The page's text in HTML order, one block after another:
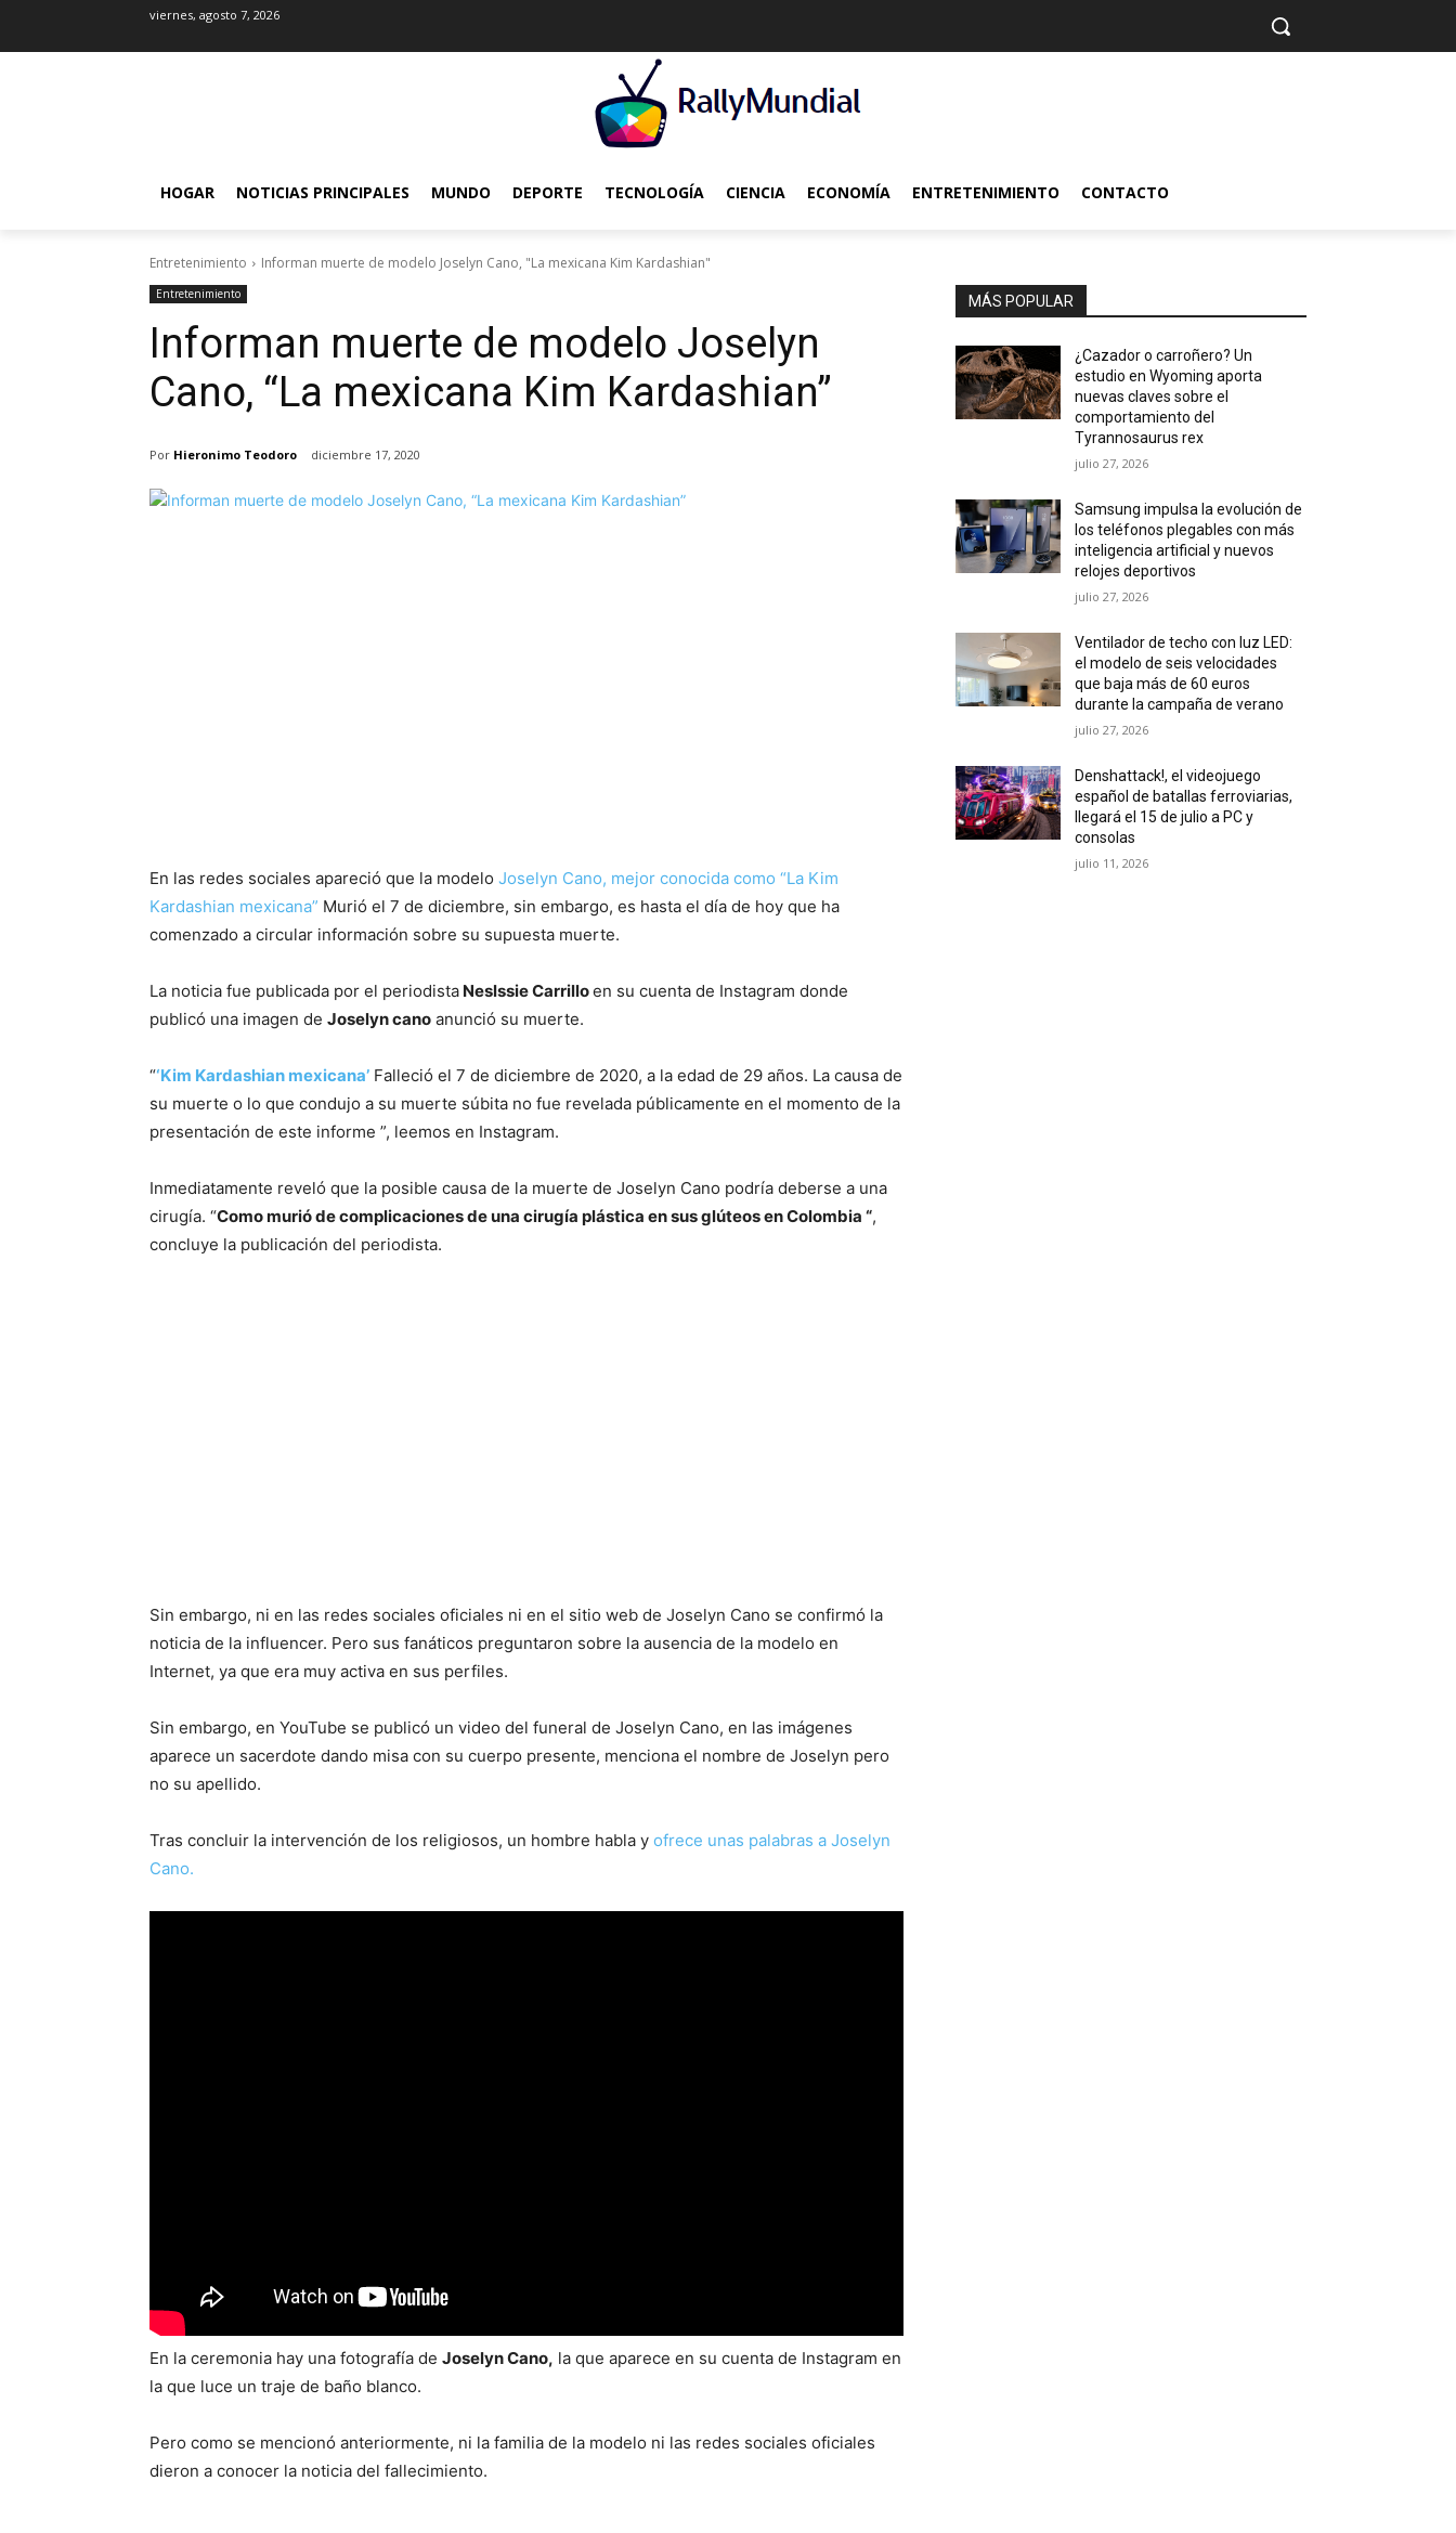
viernes, agosto 7, 2026
HOGAR NOTICIAS PRINCIPALES MUNDO DEPORTE TECNOLOGÍA CIENCIA ECONOMÍA ENTRETENIMIENTO CONTACTO
Entretenimiento Informan muerte de modelo Joselyn Cano, "La mexicana Kim Kardashian"
Entretenimiento
Informan muerte de modelo Joselyn
Cano, “La mexicana Kim Kardashian”
Por Hieronimo Teodoro diciembre 17, 2020
En las redes sociales apareció que la modelo Joselyn Cano, mejor conocida como “La Kim
Kardashian mexicana” Murió el 7 de diciembre, sin embargo, es hasta el día de hoy que ha
comenzado a circular información sobre su supuesta muerte.
La noticia fue publicada por el periodista Neslssie Carrilloen su cuenta de Instagram donde
publicó una imagen de Joselyn cano anunció su muerte.
“‘Kim Kardashian mexicana’ Falleció el 7 de diciembre de 2020, a la edad de 29 años. La causa de
su muerte o lo que condujo a su muerte súbita no fue revelada públicamente en el momento de la
presentación de este informe ”, leemos en Instagram.
Inmediatamente reveló que la posible causa de la muerte de Joselyn Cano podría deberse a una
cirugía. “Como murió de complicaciones de una cirugía plástica en sus glúteos en Colombia “,
concluye la publicación del periodista.
Sin embargo, ni en las redes sociales oficiales ni en el sitio web de Joselyn Cano se confirmó la
noticia de la influencer. Pero sus fanáticos preguntaron sobre la ausencia de la modelo en
Internet, ya que era muy activa en sus perfiles.
Sin embargo, en YouTube se publicó un video del funeral de Joselyn Cano, en las imágenes
aparece un sacerdote dando misa con su cuerpo presente, menciona el nombre de Joselyn pero
no su apellido.
Tras concluir la intervención de los religiosos, un hombre habla y ofrece unas palabras a Joselyn
Cano.
En la ceremonia hay una fotografía de Joselyn Cano, la que aparece en su cuenta de Instagram en
la que luce un traje de baño blanco.
Pero como se mencionó anteriormente, ni la familia de la modelo ni las redes sociales oficiales
dieron a conocer la noticia del fallecimiento.
MÁS POPULAR
¿Cazador o carroñero? Un
estudio en Wyoming aporta
nuevas claves sobre el
comportamiento del
Tyrannosaurus rex
julio 27, 2026
Samsung impulsa la evolución de
los teléfonos plegables con más
inteligencia artificial y nuevos
relojes deportivos
julio 27, 2026
Ventilador de techo con luz LED:
el modelo de seis velocidades
que baja más de 60 euros
durante la campaña de verano
julio 27, 2026
Denshattack!, el videojuego
español de batallas ferroviarias,
llegará el 15 de julio a PC y
consolas
julio 11, 2026